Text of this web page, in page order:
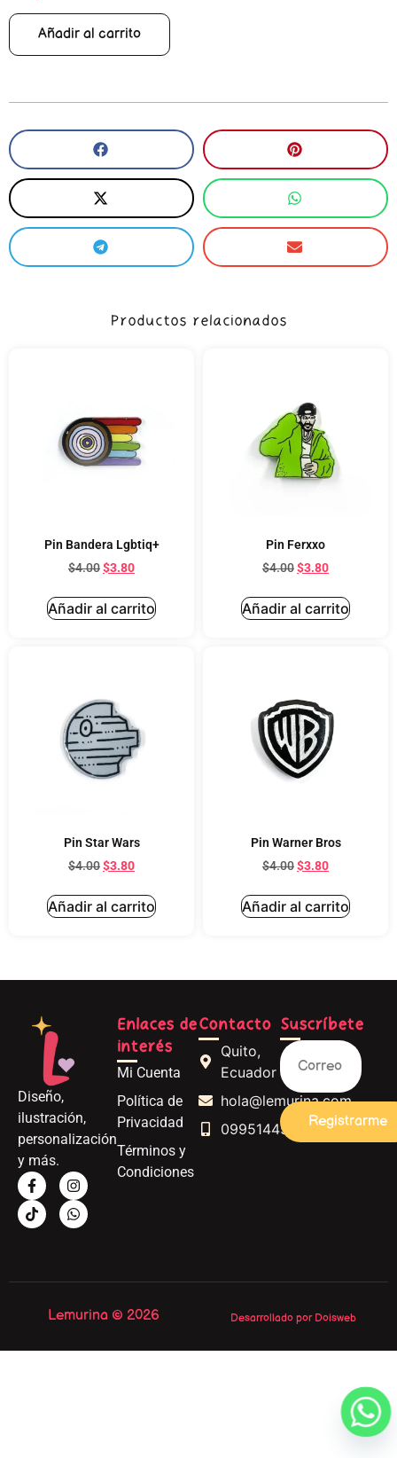
Añadir al carrito
Productos relacionados
Pin Bandera Lgbtiq+
$4.00$3.80
Añadir al carrito
Pin Ferxxo
$4.00$3.80
Añadir al carrito
Pin Star Wars
$4.00$3.80
Añadir al carrito
Pin Warner Bros
$4.00$3.80
Añadir al carrito
Diseño,
ilustración,
personalización
y más.
Enlaces de
interés
Mi Cuenta
Política de
Privacidad
Términos y
Condiciones
Contacto
Quito,
Ecuador
hola@lemurina.com
0995144562
Suscríbete
Registrarme
Lemurina © 2026 Desarrollado por Doisweb